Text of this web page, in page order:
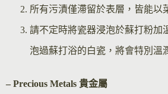
所有污漬僅滯留於表層，皆能以
請不定時將瓷器浸泡於蘇打粉加
泡過蘇打浴的白瓷，將會特別溫
– Precious Metals 貴金屬